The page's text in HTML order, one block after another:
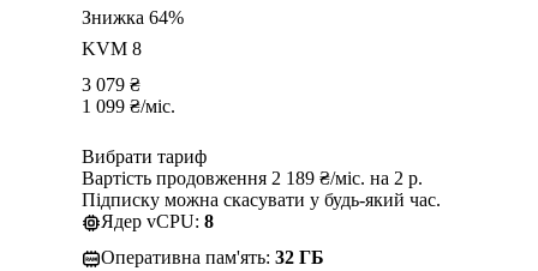
Знижка 64%
KVM 8
3 079 ₴
1 099 ₴/міс.
Вибрати тариф
Вартість продовження 2 189 ₴/міс. на 2 р.
Підписку можна скасувати у будь-який час.
Ядер vCPU: 8
Оперативна пам'ять: 32 ГБ